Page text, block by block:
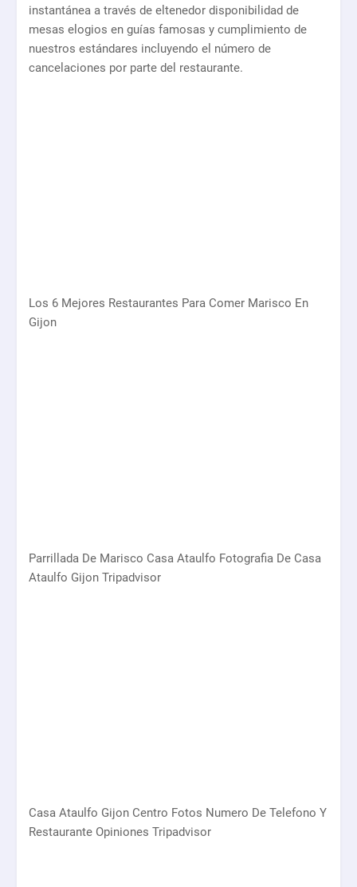
instantánea a través de eltenedor disponibilidad de
mesas elogios en guías famosas y cumplimiento de
nuestros estándares incluyendo el número de
cancelaciones por parte del restaurante.
Los 6 Mejores Restaurantes Para Comer Marisco En
Gijon
Parrillada De Marisco Casa Ataulfo Fotografia De Casa
Ataulfo Gijon Tripadvisor
Casa Ataulfo Gijon Centro Fotos Numero De Telefono Y
Restaurante Opiniones Tripadvisor